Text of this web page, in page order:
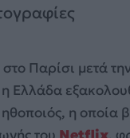
Παρίσι μετά
Ελλάδα
η